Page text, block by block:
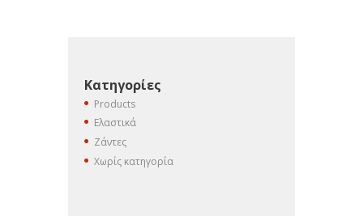
Κατηγορίες
Products
Ελαστικά
Ζάντες
Χωρίς κατηγορία